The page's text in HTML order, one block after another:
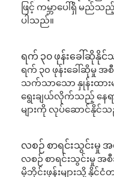
ဖြင့် ကမ္ဘာပေါ်ရှိ မည်
ပါသည်။
ရက် ၃၀ ဖုန်းခေါ်ဆိုနို
ရက် ၃၀ ဖုန်းခေါ်ဆိုမှု
သက်သာသော နှုန်းထားမ
ရွေးချယ်လိုက်သည့် နေရ
များကို လုပ်ဆောင်နိုင်
လစဉ် စာရင်းသွင်းမှု အ
လစဉ် စာရင်းသွင်းမှု အ
မိုဘိုင်းဖုန်းများသို့ နိုင်ငံ